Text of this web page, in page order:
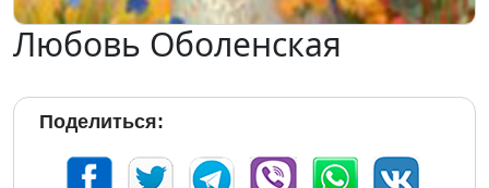
Любовь Оболенская
Поделиться: